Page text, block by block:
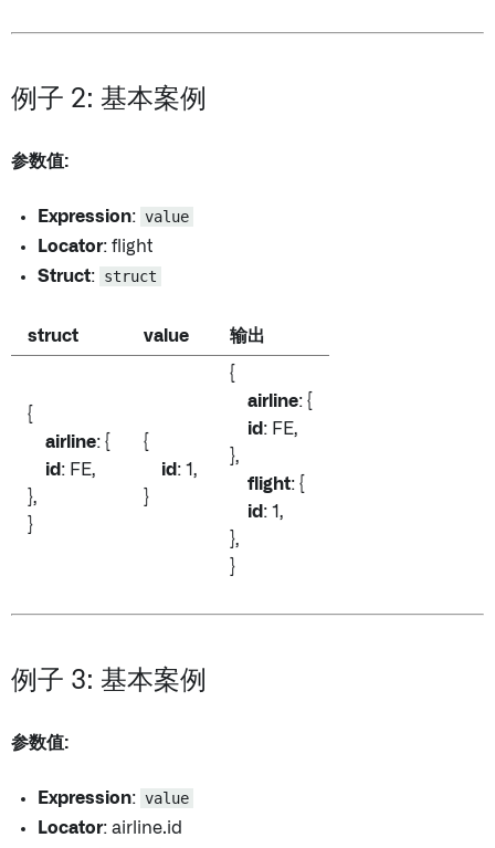
例子 2: 基本案例
参数值:
Expression: value
Locator: flight
Struct: struct
struct value 输出
{
airline: {
id : FE,
},
}
{
id : 1,
}
{
airline: {
id : FE,
},
flight: {
id : 1,
},
}
例子 3: 基本案例
参数值:
Expression: value
Locator: airline.id